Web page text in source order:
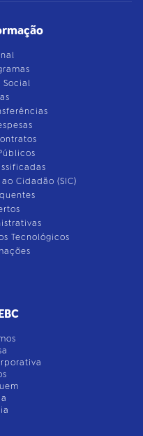
Social
Cidadão (SIC)
Tecnológicos